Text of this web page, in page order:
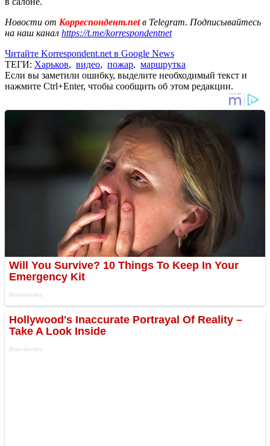
Новости от Корреспондент.netв Telegram. Подписывайтесь
на наш канал https://t.me/korrespondentnet
Читайте Korrespondent.net в Google News
ТЕГИ: Харьков, видео, пожар, маршрутка
Если вы заметили ошибку, выделите необходимый текст и
нажмите Ctrl+Enter, чтобы сообщить об этом редакции.